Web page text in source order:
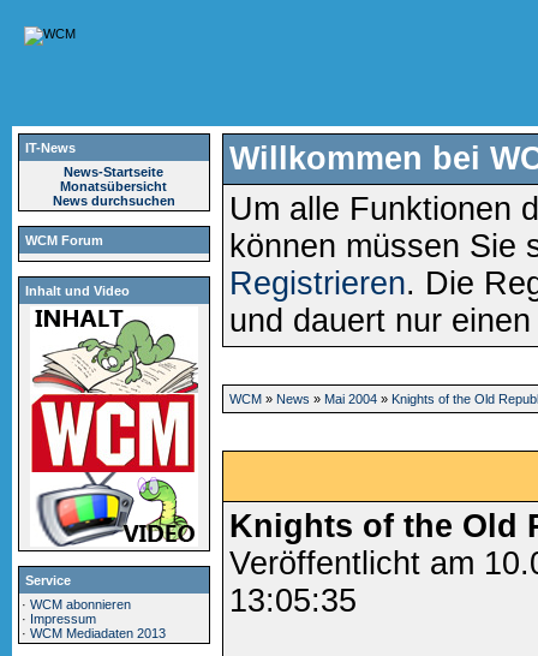
IT-News
News-Startseite
Monatsübersicht
News durchsuchen
WCM Forum
Inhalt und Video
Service
·WCM abonnieren
· Impressum
·WCM Mediadaten 2013
Willkommen bei
Um alle Funktionen
können müssen Sie
Registrieren. Die
und dauert nur
WCM» News » Mai 2004» Knights of the Old
Knights of the Old
Veröffentlicht am
13:05:35